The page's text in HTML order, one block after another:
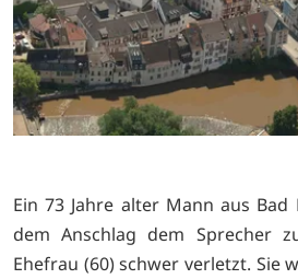
Ein 73 Jahre alter Mann aus
dem Anschlag dem Sprecher
Ehefrau (60) schwer verletzt. Sie